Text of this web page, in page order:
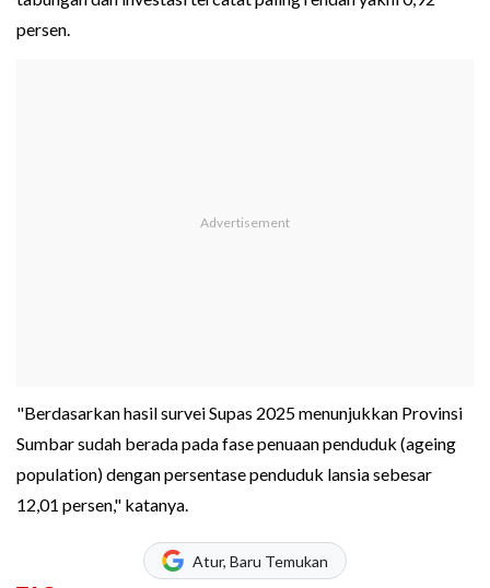
persen.
"Berdasarkan hasil survei Supas 2025 menunjukkan Provinsi
Sumbar sudah berada pada fase penuaan penduduk (ageing
population) dengan persentase penduduk lansia sebesar
12,01 persen," katanya.
Atur, Baru Temukan